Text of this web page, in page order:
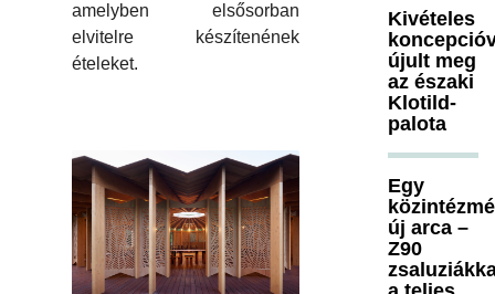
amelyben elsősorban
elvitelre készítenének
ételeket.
Kivételes
újult meg
az északi
Klotild-
palota
Egy
új arca –
Z90